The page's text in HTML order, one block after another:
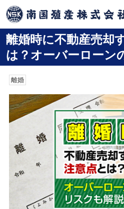
離婚時に不動産売却
は？オーバーローン
離婚